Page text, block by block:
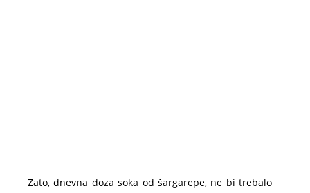
Zato, dnevna doza soka od šargarepe, ne bi trebalo